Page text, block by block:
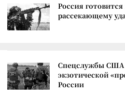
Россия
рассекающему
Спецслужбы США
экзотической
России